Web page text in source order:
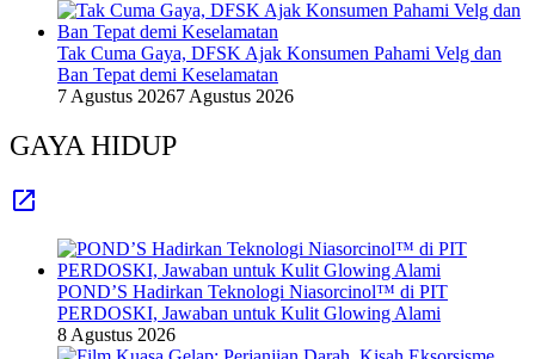
Tak Cuma Gaya, DFSK Ajak Konsumen Pahami Velg dan
Ban Tepat demi Keselamatan
7 Agustus 20267 Agustus 2026
GAYA HIDUP
POND’S Hadirkan Teknologi Niasorcinol™ di PIT
PERDOSKI, Jawaban untuk Kulit Glowing Alami
8 Agustus 2026